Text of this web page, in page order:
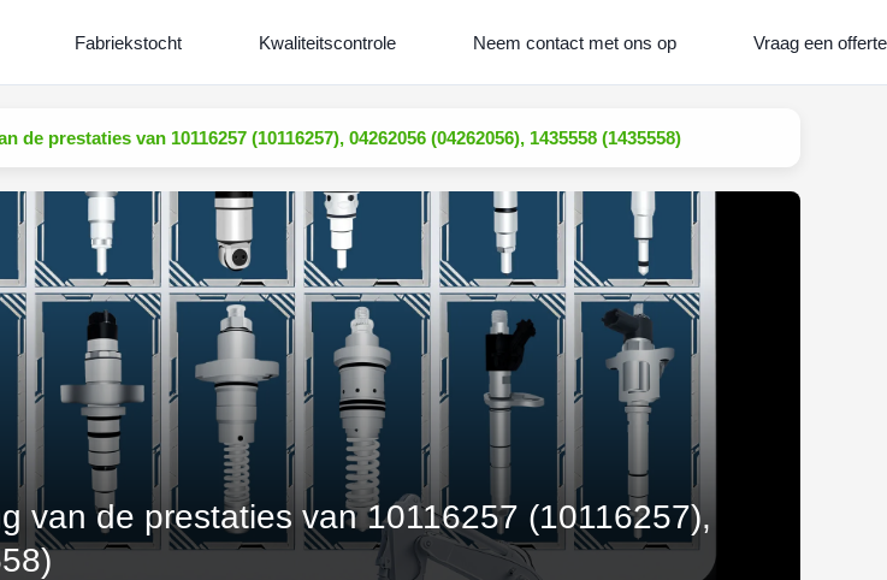
Fabriekstocht Kwaliteitscontrole Neem contact met ons op Vraag een offerte
prestaties van 10116257 (10116257), 04262056 (04262056), 1435558 (1435558)
van de prestaties van 10116257 (10116257),